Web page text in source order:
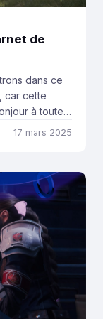
de
dans ce
car cette
à toutes
Inside.
17 mars 2025